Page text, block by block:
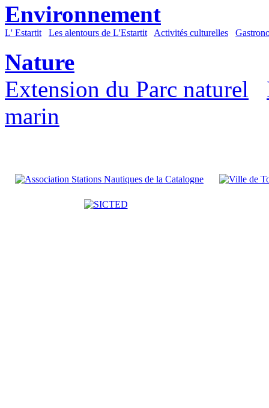
Environnement
L' Estartit Les alentours de L'Estartit Activités culturelles
Nature
Extension du Parc naturel
marin